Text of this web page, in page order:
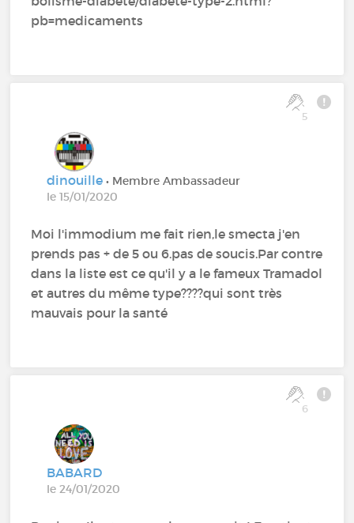
pb=medicaments
5
dinouille• Membre Ambassadeur
le 15/01/2020
Moi l'immodium me fait rien,le smecta j'en
prends pas + de 5 ou 6.pas de soucis.Par contre
dans la liste est ce qu'il y a le fameux Tramadol
et autres du même type????qui sont très
mauvais pour la santé
6
BABARD
le 24/01/2020